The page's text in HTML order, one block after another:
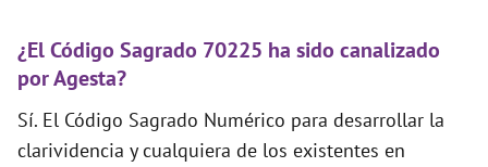
¿El Código Sagrado 70225 ha sido canalizado
por Agesta?
Sí. El Código Sagrado Numérico para desarrollar la
clarividencia y cualquiera de los existentes en